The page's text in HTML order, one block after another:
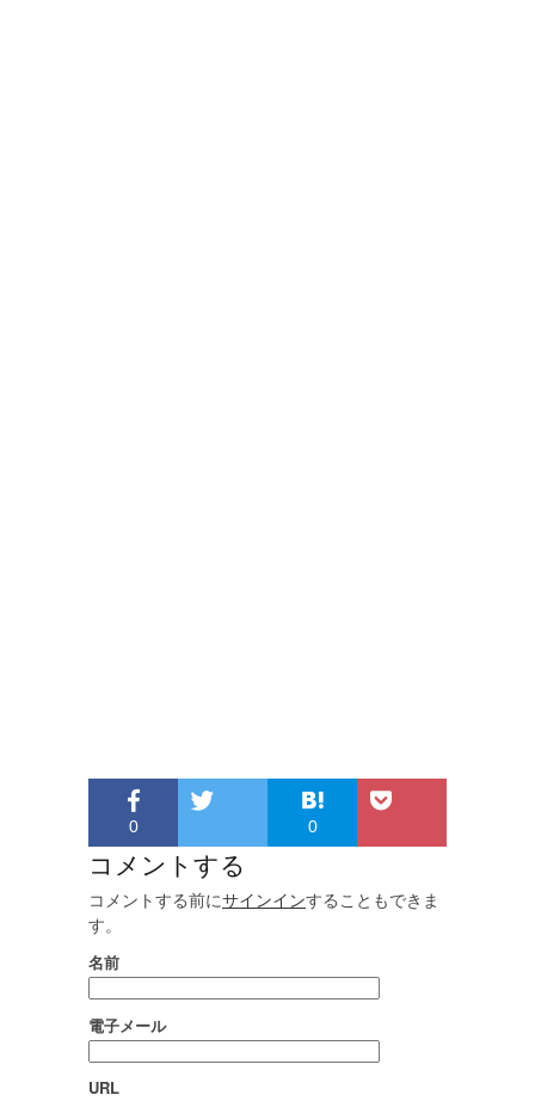
0 0
コメントする
コメントする前にサインインすることもできま
す。
名前
電子メール
URL